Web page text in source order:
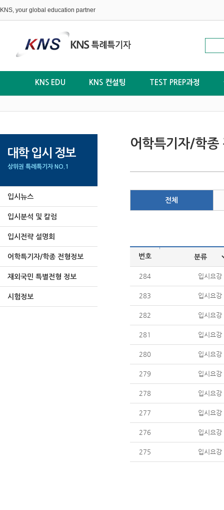
KNS, your global education partner
KNS EDU KNS 컨설팅 TEST PREP과정
대학 입시 정보
상위권 특례특기자 NO.1
입시뉴스
입시분석 및 칼럼
입시전략 설명회
어학특기자/학종 전형정보
재외국민 특별전형 정보
시험정보
어학특기자/학종
전체
번호
|
284 입시요강
283 입시요강
282 입시요강
281 입시요강
280 입시요강
279 입시요강
278 입시요강
277 입시요강
276 입시요강
275 입시요강